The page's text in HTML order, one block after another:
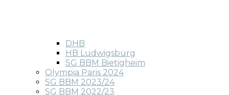
DHB
HB Ludwigsburg
SG BBM Bietigheim
Olympia Paris 2024
SG BBM 2023/24
SG BBM 2022/23